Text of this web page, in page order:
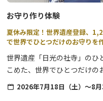
お守り作り体験
夏休み限定！世界遺産登録、
で世界でひとつだけのお守りを
世界遺産「日光の社寺」のひ
こめた、世界でひとつだけの
お願いごとはもちろん、お守
2026年7月18日（土）～8月